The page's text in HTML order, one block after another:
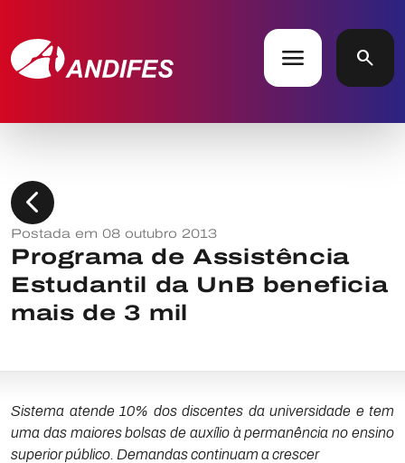
menu search
chevron_left
Postada em 08 outubro 2013
Programa de Assistência
Estudantil da UnB beneficia
mais de 3 mil
Sistema atende 10% dos discentes da universidade e tem
uma das maiores bolsas de auxílio à permanência no ensino
superior público. Demandas continuam a crescer